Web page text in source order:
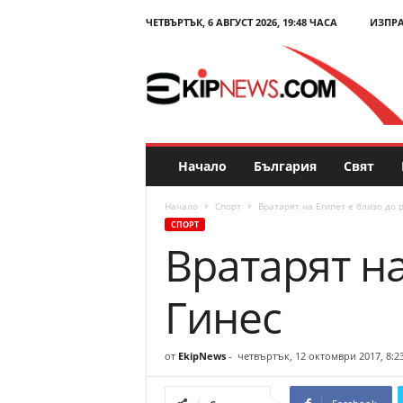
ЧЕТВЪРТЪК, 6 АВГУСТ 2026, 19:48 ЧАСА
E
p
N
Начало България Свят
Начало Спорт Вратарят на Египет е близо до
СПОРТ
Вратарят
Гинес
от EkipNews- четвъртък, 12 октомври 2017,